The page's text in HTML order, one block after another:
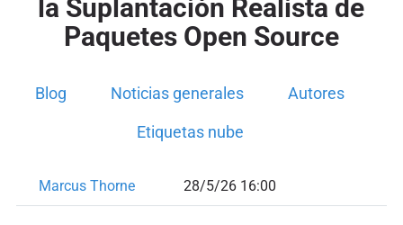
la Suplantación Realista de
Paquetes Open Source
Blog Noticias generales Autores
Etiquetas nube
Marcus Thorne 28/5/26 16:00